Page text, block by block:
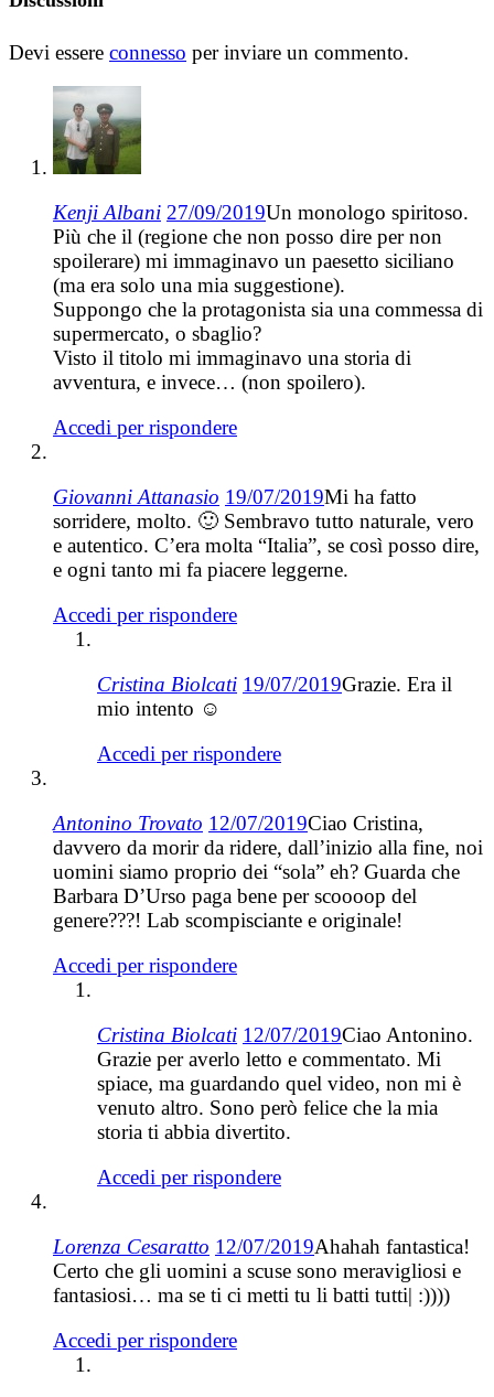
Devi essere connesso per inviare un commento.
Kenji Albani 27/09/2019Un monologo spiritoso.
Più che il (regione che non posso dire per non
spoilerare) mi immaginavo un paesetto siciliano
(ma era solo una mia suggestione).
Suppongo che la protagonista sia una commessa di
supermercato, o sbaglio?
Visto il titolo mi immaginavo una storia di
avventura, e invece… (non spoilero).
Accedi per rispondere
Giovanni Attanasio 19/07/2019Mi ha fatto
sorridere, molto. 🙂 Sembravo tutto naturale, vero
e autentico. C’era molta “Italia”, se così posso dire,
e ogni tanto mi fa piacere leggerne.
Accedi per rispondere
Cristina Biolcati 19/07/2019Grazie. Era il
mio intento ☺️
Accedi per rispondere
Antonino Trovato 12/07/2019Ciao Cristina,
davvero da morir da ridere, dall’inizio alla fine, noi
uomini siamo proprio dei “sola” eh? Guarda che
Barbara D’Urso paga bene per scoooop del
genere???! Lab scompisciante e originale!
Accedi per rispondere
Cristina Biolcati 12/07/2019Ciao Antonino.
Grazie per averlo letto e commentato. Mi
spiace, ma guardando quel video, non mi è
venuto altro. Sono però felice che la mia
storia ti abbia divertito.
Accedi per rispondere
Lorenza Cesaratto 12/07/2019Ahahah fantastica!
Certo che gli uomini a scuse sono meravigliosi e
fantasiosi… ma se ti ci metti tu li batti tutti| :))))
Accedi per rispondere